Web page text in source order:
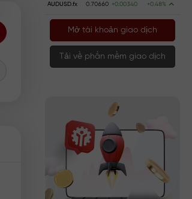
AUDUSD.fx 0.70660 +0.00340 +0.48%
Mở tài khoản giao dịch
Tải về phần mềm giao dịch